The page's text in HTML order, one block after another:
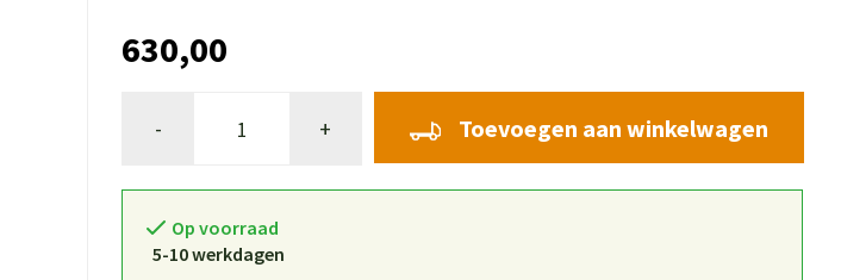
630,00
- + Toevoegen aan winkelwagen
Op voorraad
5-10 werkdagen